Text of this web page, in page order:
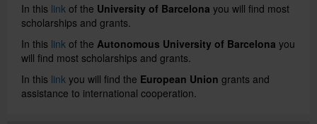
Social actions
Directory
In this link of the University of Barcelona you will find most
scholarships and grants.
In this link of the Autonomous University of Barcelona you
will find most scholarships and grants.
In this link you will find the European Union grants and
assistance to international cooperation.